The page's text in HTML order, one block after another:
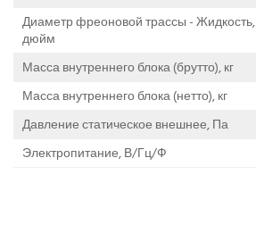
Диаметр фреоновой трассы - Жидкость,
дюйм
Масса внутреннего блока (брутто), кг
Масса внутреннего блока (нетто), кг
Давление статическое внешнее, Па
Электропитание, В/Гц/Ф